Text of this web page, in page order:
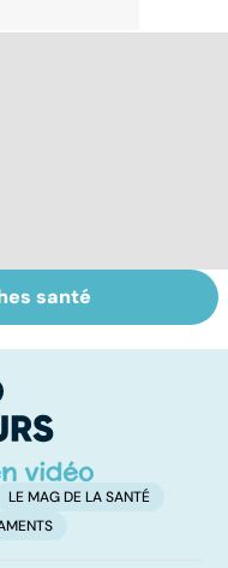
élément
santé
LE MAG DE LA SANTÉ